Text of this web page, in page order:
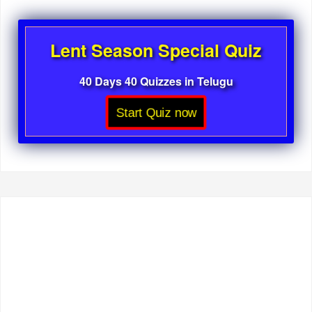
Lent Season Special Quiz
40 Days 40 Quizzes in Telugu
Start Quiz now